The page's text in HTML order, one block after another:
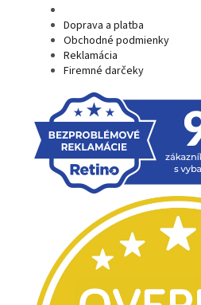
Doprava a platba
Obchodné podmienky
Reklamácia
Firemné darčeky